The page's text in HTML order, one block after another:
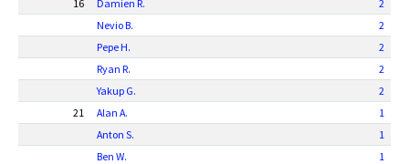
16 Damien R.
2
Nevio B.
2
Pepe H.
2
Ryan R.
2
Yakup G.
2
21
Alan A.
1
Anton S.
1
Ben W.
1